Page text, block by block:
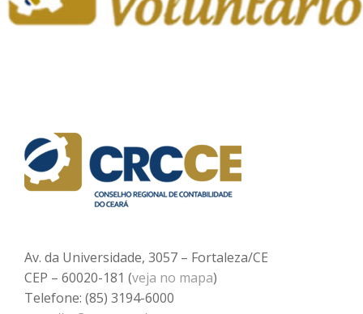
Av. da Universidade, 3057 – Fortaleza/CE
CEP – 60020-181 (veja no mapa)
Telefone: (85) 3194-6000